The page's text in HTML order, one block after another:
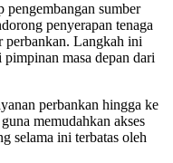
pengembangan sumber
penyerapan tenaga
Langkah ini
masa depan dari
perbankan hingga ke
memudahkan akses
selama ini terbatas oleh